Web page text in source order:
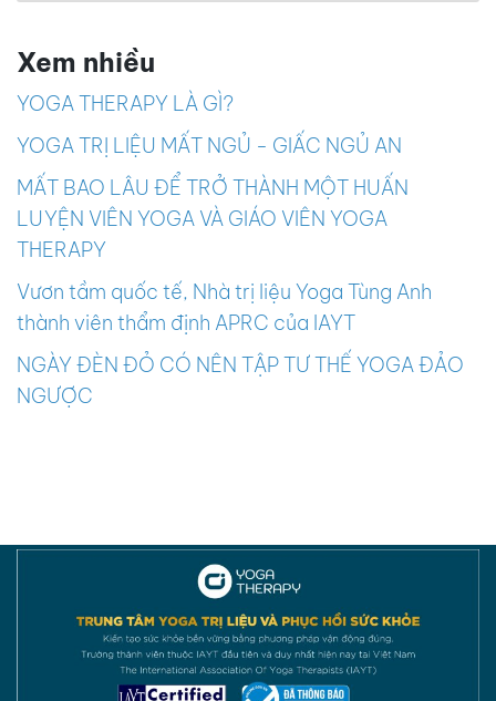
Xem nhiều
YOGA THERAPY LÀ GÌ?
YOGA TRỊ LIỆU MẤT NGỦ - GIẤC NGỦ AN
MẤT BAO LÂU ĐỂ TRỞ THÀNH MỘT HUẤN
LUYỆN VIÊN YOGA VÀ GIÁO VIÊN YOGA
THERAPY
Vươn tầm quốc tế, Nhà trị liệu Yoga Tùng Anh
thành viên thẩm định APRC của IAYT
NGÀY ĐÈN ĐỎ CÓ NÊN TẬP TƯ THẾ YOGA ĐẢO
NGƯỢC